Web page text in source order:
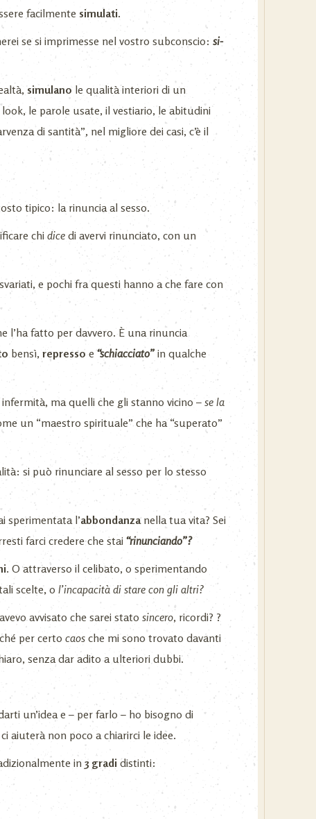
facilmente simulati.
se si imprimesse nel vostro subconscio: si-
simulano le qualità interiori di un
le parole usate, il vestiario, le abitudini
di santità”, nel migliore dei casi, c’è il
tipico: la rinuncia al sesso.
chi dice di avervi rinunciato, con un
e pochi fra questi hanno a che fare con
l’ha fatto per davvero. È una rinuncia
bensì, represso e“schiacciato” in qualche
ma quelli che gli stanno vicino – se la
un “maestro spirituale” che ha “superato”
si può rinunciare al sesso per lo stesso
sperimentata l’abbondanzanella tua vita? Sei
farci credere che stai “rinunciando”?
. O attraverso il celibato, o sperimentando
scelte, o l’incapacità di stare con gli altri?
avvisato che sarei stato sincero, ricordi? ?
per certo caos che mi sono trovato davanti
senza dar adito a ulteriori dubbi.
un’idea e – per farlo – ho bisogno di
aiuterà non poco a chiarirci le idee.
in 3 gradi distinti: